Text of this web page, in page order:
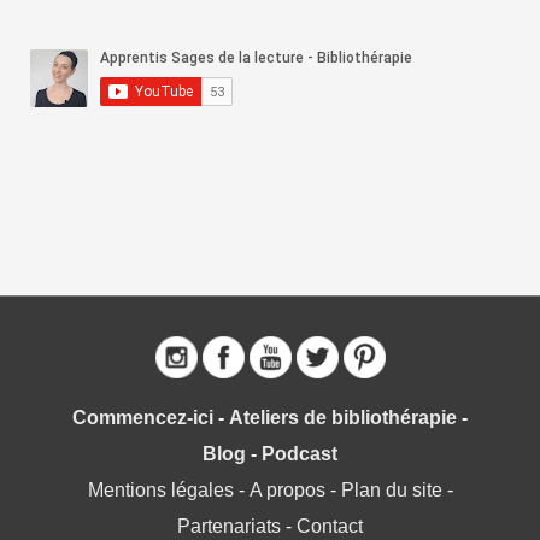
e
r
Commencez-ici - Ateliers de bibliothérapie -
Blog - Podcast
Mentions légales- A propos- Plan du site-
Partenariats - Contact